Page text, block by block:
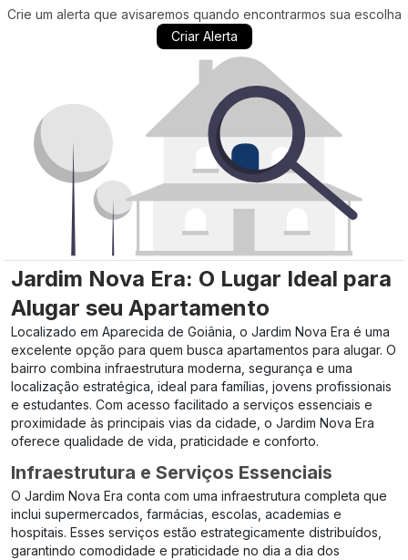
Crie um alerta que avisaremos quando encontrarmos sua escolha
Criar Alerta
Jardim Nova Era: O Lugar Ideal para
Alugar seu Apartamento
Localizado em Aparecida de Goiânia, o Jardim Nova Era é uma
excelente opção para quem busca apartamentos para alugar. O
bairro combina infraestrutura moderna, segurança e uma
localização estratégica, ideal para famílias, jovens profissionais
e estudantes. Com acesso facilitado a serviços essenciais e
proximidade às principais vias da cidade, o Jardim Nova Era
oferece qualidade de vida, praticidade e conforto.
Infraestrutura e Serviços Essenciais
O Jardim Nova Era conta com uma infraestrutura completa que
inclui supermercados, farmácias, escolas, academias e
hospitais. Esses serviços estão estrategicamente distribuídos,
garantindo comodidade e praticidade no dia a dia dos